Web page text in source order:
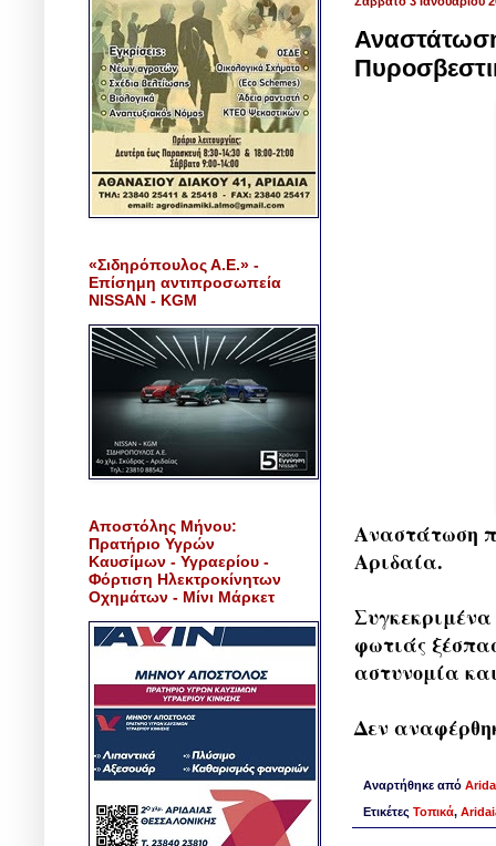
Αναστάτωση
Αριδαία.
φωτιάς
αστυνομία
Δεν
Αναρτήθηκε από
Ετικέτες Τοπικά,
«Σιδηρόπουλος Α.Ε.» -
Επίσημη αντιπροσωπεία
NISSAN - KGM
Αποστόλης Μήνου:
Πρατήριο Υγρών
Καυσίμων - Υγραερίου -
Φόρτιση Ηλεκτροκίνητων
Οχημάτων - Μίνι Μάρκετ